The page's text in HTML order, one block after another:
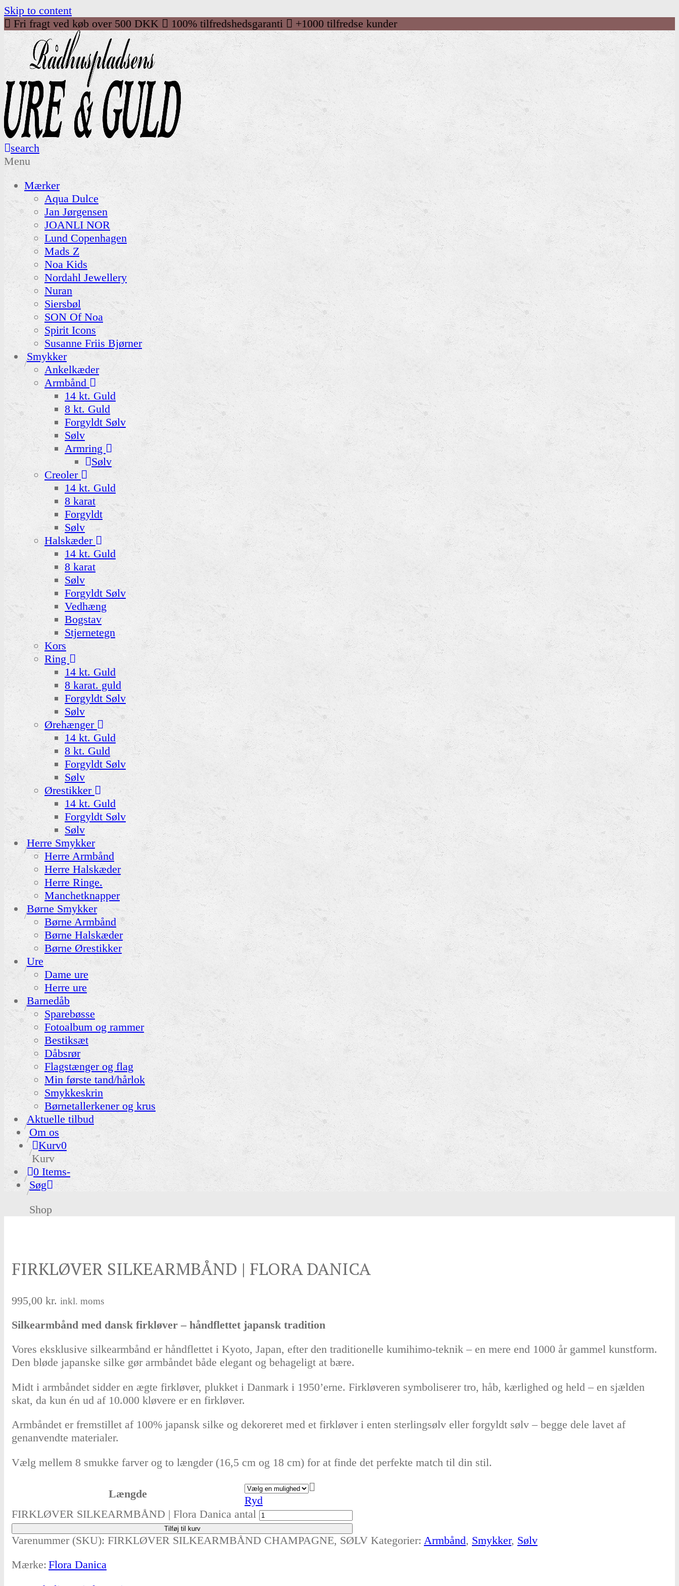
Skip to content
Fri fragt ved køb over 500 DKK
100% tilfredshedsgaranti +1000 tilfredse kunder
search
Menu
Mærker
Aqua Dulce
Jan Jørgensen
JOANLI NOR
Lund Copenhagen
Mads Z
Noa Kids
Nordahl Jewellery
Nuran
Siersbøl
SON Of Noa
Spirit Icons
Susanne Friis Bjørner
Smykker
Ankelkæder
Armbånd
14 kt. Guld
8 kt. Guld
Forgyldt Sølv
Sølv
Armring
Sølv
Creoler
14 kt. Guld
8 karat
Forgyldt
Sølv
Halskæder
14 kt. Guld
8 karat
Sølv
Forgyldt Sølv
Vedhæng
Bogstav
Stjernetegn
Kors
Ring
14 kt. Guld
8 karat. guld
Forgyldt Sølv
Sølv
Ørehænger
14 kt. Guld
8 kt. Guld
Forgyldt Sølv
Sølv
Ørestikker
14 kt. Guld
Forgyldt Sølv
Sølv
Herre Smykker
Herre Armbånd
Herre Halskæder
Herre Ringe.
Manchetknapper
Børne Smykker
Børne Armbånd
Børne Halskæder
Børne Ørestikker
Ure
Dame ure
Herre ure
Barnedåb
Sparebøsse
Fotoalbum og rammer
Bestiksæt
Dåbsrør
Flagstænger og flag
Min første tand/hårlok
Smykkeskrin
Børnetallerkener og krus
Aktuelle tilbud
Om os
Kurv0
Kurv
0 Items-
Søg
Shop
FIRKLØVER SILKEARMBÅND | FLORA DANICA
995,00 kr. inkl. moms
Silkearmbånd med dansk firkløver – håndflettet japansk tradition
Vores eksklusive silkearmbånd er håndflettet i Kyoto, Japan, efter den traditionelle kumihimo-teknik – en mere end 1000 år gammel kunstform.
Den bløde japanske silke gør armbåndet både elegant og behageligt at bære.
Midt i armbåndet sidder en ægte firkløver, plukket i Danmark i 1950’erne. Firkløveren symboliserer tro, håb, kærlighed og held – en sjælden
skat, da kun én ud af 10.000 kløvere er en firkløver.
Armbåndet er fremstillet af 100% japansk silke og dekoreret med et firkløver i enten sterlingsølv eller forgyldt sølv – begge dele lavet af
genanvendte materialer.
Vælg mellem 8 smukke farver og to længder (16,5 cm og 18 cm) for at finde det perfekte match til din stil.
Længde
Ryd
FIRKLØVER SILKEARMBÅND | Flora Danica antal
Tilføj til kurv
Varenummer (SKU): FIRKLØVER SILKEARMBÅND CHAMPAGNE, SØLV Kategorier: Armbånd, Smykker, Sølv
Mærke: Flora Danica